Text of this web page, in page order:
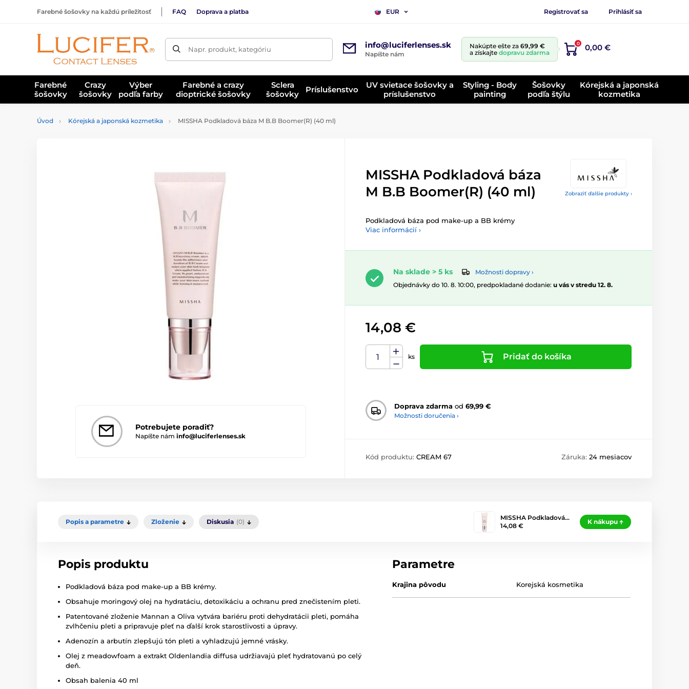
Farebné šošovky na každú príležitosť FAQ Doprava a platba EUR Registrovať sa Prihlásiť sa
Napr. produkt, kategóriu info@luciferlenses.sk
Napíšte nám
Nakúpte ešte za 69,99 €
a získajte dopravu zdarma
0 0,00 €
Farebné
šošovky
Crazy
šošovky
Výber
podľa farby
Farebné a crazy
dioptrické šošovky
Sclera
šošovky
Príslušenstvo
UV svietace šošovky a
príslušenstvo
Styling - Body
painting
Šošovky
podľa štýlu
Kórejská a japonská
kozmetika
Úvod Kórejská a japonská kozmetika MISSHA Podkladová báza M B.B Boomer(R) (40 ml)
Zobraziť ďalšie produkty ›
Potrebujete poradiť?
Napíšte nám info@luciferlenses.sk
MISSHA Podkladová báza
M B.B Boomer(R) (40 ml)
Podkladová báza pod make-up a BB krémy
Viac informácií ›
Na sklade > 5 ks
Možnosti dopravy ›
Objednávky do 10. 8. 10:00, predpokladané dodanie: u vás v stredu 12. 8.
14,08 €
ks Pridať do košíka
Doprava zdarma od 69,99 €
Možnosti doručenia ›
Kód produktu: CREAM 67 Záruka: 24 mesiacov
Popis a parametre Zloženie Diskusia (0)
MISSHA Podkladová…
14,08 €
K nákupu
Popis produktu
Podkladová báza pod make-up a BB krémy.
Obsahuje moringový olej na hydratáciu, detoxikáciu a ochranu pred znečistením pleti.
Patentované zloženie Mannan a Oliva vytvára bariéru proti dehydratácii pleti, pomáha
zvlhčeniu pleti a pripravuje pleť na ďalší krok starostlivosti a úpravy.
Adenozín a arbutín zlepšujú tón pleti a vyhladzujú jemné vrásky.
Olej z meadowfoam a extrakt Oldenlandia diffusa udržiavajú pleť hydratovanú po celý
deň.
Obsah balenia 40 ml
Parametre
Krajina pôvodu Korejská kosmetika